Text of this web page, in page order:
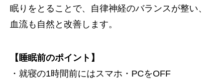
眠りをとることで、自律神経のバランスが整い、
血流も自然と改善します。
【睡眠前のポイント】
・就寝の1時間前にはスマホ・PCをOFF